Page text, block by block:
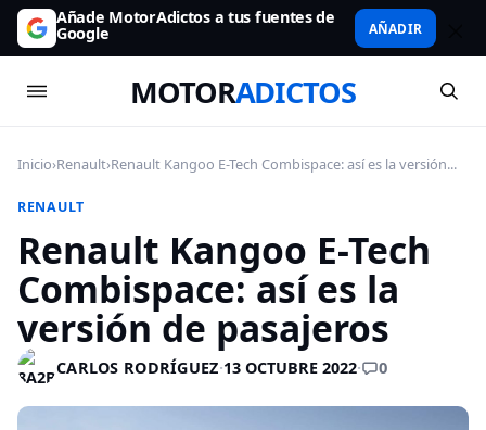
Añade MotorAdictos a tus fuentes de
Google AÑADIR
MOTORADICTOS
Inicio›Renault›Renault Kangoo E-Tech Combispace: así es la versión...
RENAULT
Renault Kangoo E-Tech
Combispace: así es la
versión de pasajeros
CARLOS RODRÍGUEZ·13 OCTUBRE 2022· 0